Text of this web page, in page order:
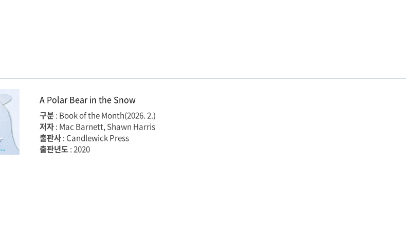
A Polar Bear in the Snow
구분: Book of the Month(2026. 2.)
저자: Mac Barnett, Shawn Harris
출판사: Candlewick Press
출판년도: 2020